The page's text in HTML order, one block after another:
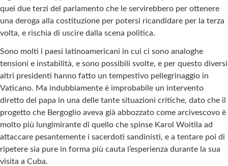
quei due terzi del parlamento che le servirebbero per ottenere
una deroga alla costituzione per potersi ricandidare per la terza
volta, e rischia di uscire dalla scena politica.
Sono molti i paesi latinoamericani in cui ci sono analoghe
tensioni e instabilità, e sono possibili svolte, e per questo diversi
altri presidenti hanno fatto un tempestivo pellegrinaggio in
Vaticano. Ma indubbiamente è improbabile un intervento
diretto del papa in una delle tante situazioni critiche, dato che il
progetto che Bergoglio aveva già abbozzato come arcivescovo è
molto più lungimirante di quello che spinse Karol Woitila ad
attaccare pesantemente i sacerdoti sandinisti, e a tentare poi di
ripetere sia pure in forma più cauta l’esperienza durante la sua
visita a Cuba.